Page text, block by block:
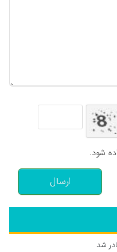
شود.
ارسال
شد